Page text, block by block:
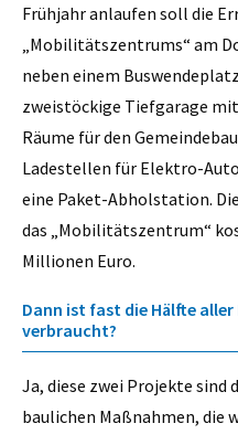
Frühjahr anlaufen soll die
„Mobilitätszentrums“ am
neben einem
zweistöckige Tiefgarage
Räume für den
Ladestellen für Elektro-
eine Paket-Abholstation.
das „Mobilitätszentrum“
Millionen Euro.
Dann ist fast die Hälfte
verbraucht?
Ja, diese zwei Projekte
baulichen Maßnahmen, die